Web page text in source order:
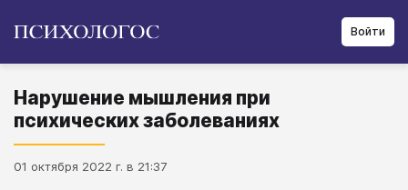
Войти
Нарушение мышления при
психических заболеваниях
01 октября 2022 г. в 21:37